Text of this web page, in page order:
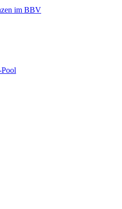
im BBV